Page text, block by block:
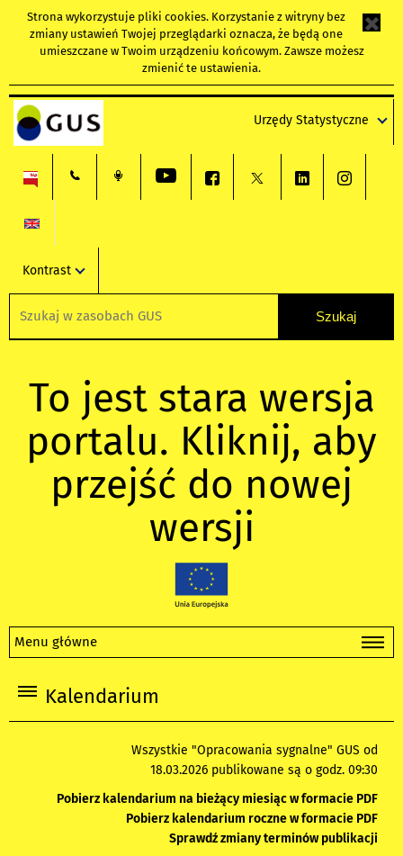
Strona wykorzystuje pliki cookies. Korzystanie z witryny bez
zmiany ustawień Twojej przeglądarki oznacza, że będą one
umieszczane w Twoim urządzeniu końcowym. Zawsze możesz
zmienić te ustawienia.
Urzędy Statystyczne
Kontrast
To jest stara wersja
portalu. Kliknij, aby
przejść do nowej
wersji
Menu główne
Kalendarium
Wszystkie "Opracowania sygnalne" GUS od
18.03.2026 publikowane są o godz. 09:30
Pobierz kalendarium na bieżący miesiąc w formacie PDF
Pobierz kalendarium roczne w formacie PDF
Sprawdź zmiany terminów publikacji